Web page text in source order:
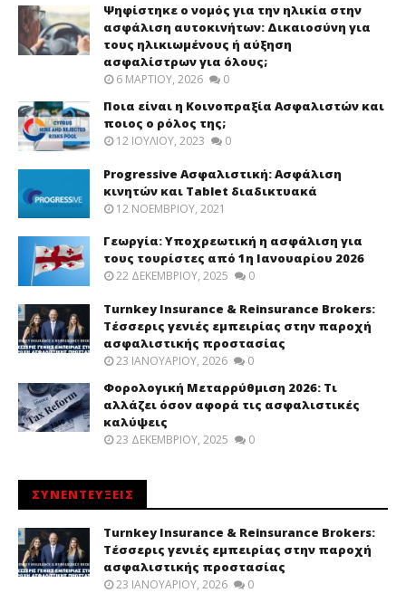
Ψηφίστηκε ο νομός για την ηλικία στην
ασφάλιση αυτοκινήτων: Δικαιοσύνη για
τους ηλικιωμένους ή αύξηση
ασφαλίστρων για όλους;
6 ΜΑΡΤΊΟΥ, 2026 0
Ποια είναι η Κοινοπραξία Ασφαλιστών και
ποιος ο ρόλος της;
12 ΙΟΥΛΊΟΥ, 2023 0
Progressive Ασφαλιστική: Ασφάλιση
κινητών και Tablet διαδικτυακά
12 ΝΟΕΜΒΡΊΟΥ, 2021
Γεωργία: Υποχρεωτική η ασφάλιση για
τους τουρίστες από 1η Ιανουαρίου 2026
22 ΔΕΚΕΜΒΡΊΟΥ, 2025 0
Turnkey Insurance & Reinsurance Brokers:
Τέσσερις γενιές εμπειρίας στην παροχή
ασφαλιστικής προστασίας
23 ΙΑΝΟΥΑΡΊΟΥ, 2026 0
Φορολογική Μεταρρύθμιση 2026: Τι
αλλάζει όσον αφορά τις ασφαλιστικές
καλύψεις
23 ΔΕΚΕΜΒΡΊΟΥ, 2025 0
ΣΥΝΕΝΤΕΥΞΕΙΣ
Turnkey Insurance & Reinsurance Brokers:
Τέσσερις γενιές εμπειρίας στην παροχή
ασφαλιστικής προστασίας
23 ΙΑΝΟΥΑΡΊΟΥ, 2026 0